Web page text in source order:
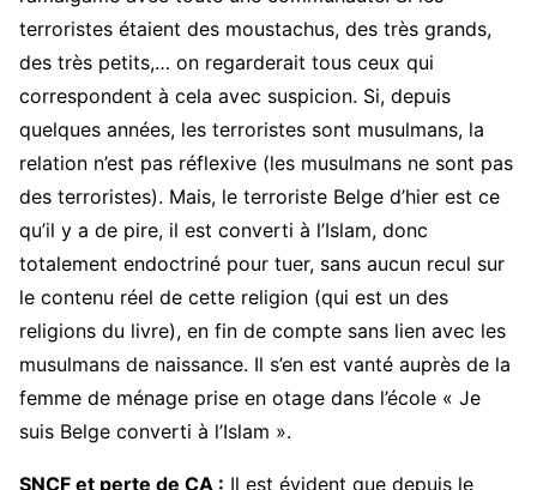
terroristes étaient des moustachus, des très grands,
des très petits,… on regarderait tous ceux qui
correspondent à cela avec suspicion. Si, depuis
quelques années, les terroristes sont musulmans, la
relation n’est pas réflexive (les musulmans ne sont pas
des terroristes). Mais, le terroriste Belge d’hier est ce
qu’il y a de pire, il est converti à l’Islam, donc
totalement endoctriné pour tuer, sans aucun recul sur
le contenu réel de cette religion (qui est un des
religions du livre), en fin de compte sans lien avec les
musulmans de naissance. Il s’en est vanté auprès de la
femme de ménage prise en otage dans l’école « Je
suis Belge converti à l’Islam ».
SNCF et perte de CA : Il est évident que depuis le